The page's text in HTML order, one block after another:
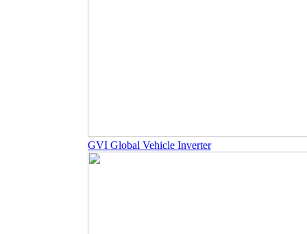
GVI Global Vehicle Inverter